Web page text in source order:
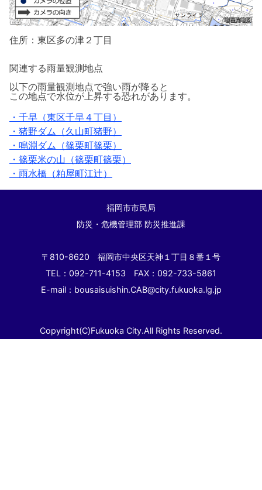
住所：東区多の津２丁目
関連する雨量観測地点
以下の雨量観測地点で強い雨が降ると
この地点で水位が上昇する恐れがあります。
・千早（東区千早４丁目）
・猪野ダム（久山町猪野）
・鳴淵ダム（篠栗町篠栗）
・篠栗米の山（篠栗町篠栗）
・雨水橋（粕屋町江辻）
福岡市市民局
防災・危機管理部 防災推進課
〒810-8620 福岡市中央区天神１丁目８番１号
TEL：092-711-4153 FAX：092-733-5861
E-mail：bousaisuishin.CAB@city.fukuoka.lg.jp
Copyright(C)Fukuoka City.All Rights Reserved.